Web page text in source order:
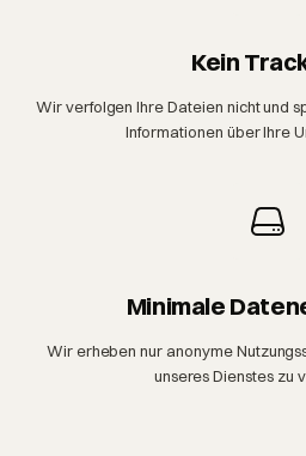
Kein
Wir verfolgen Ihre Dateien nicht und
Informationen über Ihre
Minimale
Wir erheben nur anonyme
unseres Dienstes zu